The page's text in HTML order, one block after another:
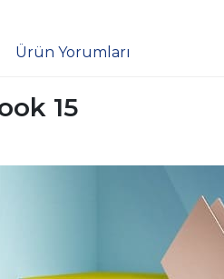
Ürün Yorumları
15